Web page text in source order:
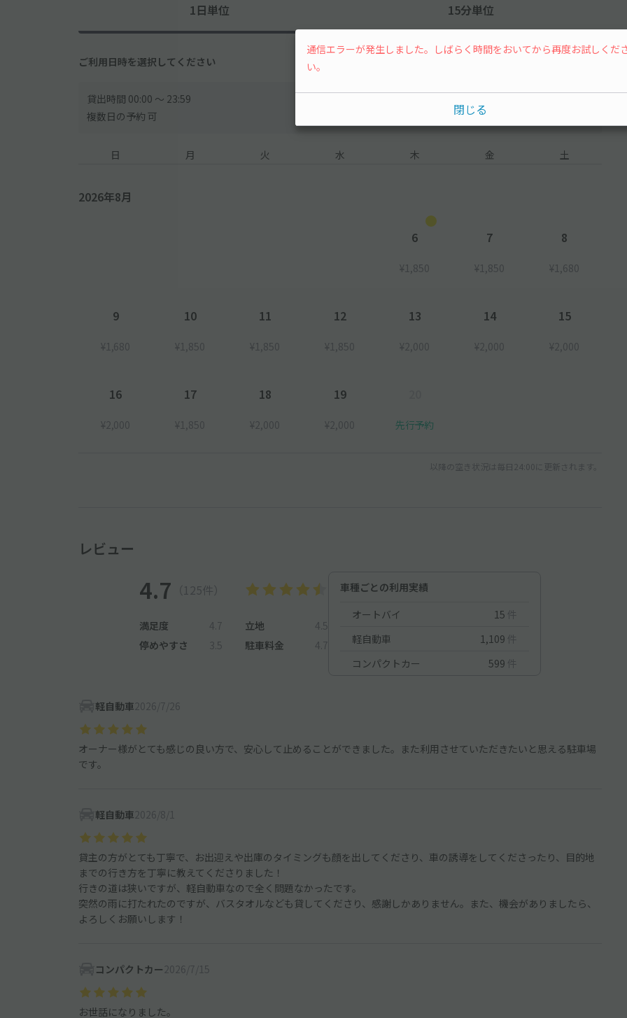
1日単位 15分単位
ご利用日時を選択してください
貸出時間 00:00 〜 23:59
複数日の予約 可
日 月 火 水 木 金 土
2026年8月
6
¥1,850
7
¥1,850
8
¥1,680
9
¥1,680
10
¥1,850
11
¥1,850
12
¥1,850
13
¥2,000
14
¥2,000
15
¥2,000
16
¥2,000
17
¥1,850
18
¥2,000
19
¥2,000 先行予約
以降の空き状況は毎日24:00に更新されます。
レビュー
4.7 （125件）
満足度 4.7 立地
4.5
停めやすさ
3.5 駐車料金 4.7
車種ごとの利用実績
オートバイ
15 件
軽自動車
1,109 件
コンパクトカー
599 件
軽自動車2026/7/26
オーナー様がとても感じの良い方で、安心して止めることができました。また利用させていただきたいと思える駐車場
です。
軽自動車2026/8/1
貸主の方がとても丁寧で、お出迎えや出庫のタイミングも顔を出してくださり、車の誘導をしてくださったり、目的地
までの行き方を丁寧に教えてくださりました！
行きの道は狭いですが、軽自動車なので全く問題なかったです。
突然の雨に打たれたのですが、バスタオルなども貸してくださり、感謝しかありません。また、機会がありましたら、
よろしくお願いします！
コンパクトカー 2026/7/15
お世話になりました。
通信エラーが発生しました。しばらく時間をおいてから再度お試しくだ
い。
閉じる